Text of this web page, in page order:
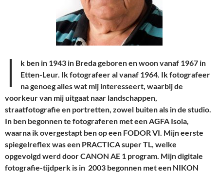
I
k ben in 1943 in Breda geboren en woon vanaf 1967 in
Etten-Leur. Ik fotografeer al vanaf 1964. Ik fotografeer
na genoeg alles wat mij interesseert, waarbij de
voorkeur van mij uitgaat naar landschappen,
straatfotografie en portretten, zowel buiten als in de studio.
In ben begonnen te fotograferen met een AGFA Isola,
waarna ik overgestapt ben op een FODOR VI. Mijn eerste
spiegelreflex was een PRACTICA super TL, welke
opgevolgd werd door CANON AE 1 program. Mijn digitale
fotografie-tijdperk is in 2003 begonnen met een NIKON